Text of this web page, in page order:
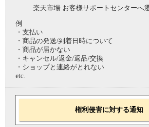
楽天市場 お客様サポートセンターへ
例
・支払い
・商品の発送/到着日時について
・商品が届かない
・キャンセル/返金/返品/交換
・ショップと連絡がとれない
etc.
権利侵害に対する通知